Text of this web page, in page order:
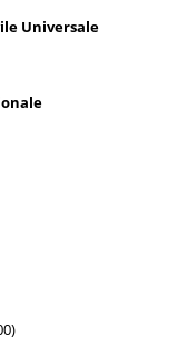
Universale